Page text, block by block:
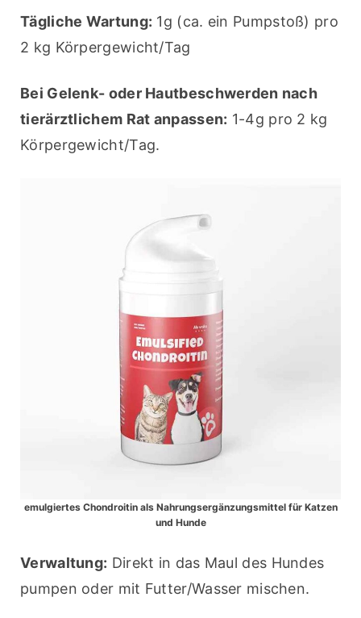
Tägliche Wartung: 1g (ca. ein Pumpstoß) pro
2 kg Körpergewicht/Tag
Bei Gelenk- oder Hautbeschwerden nach
tierärztlichem Rat anpassen: 1-4g pro 2 kg
Körpergewicht/Tag.
emulgiertes Chondroitin als Nahrungsergänzungsmittel für Katzen
und Hunde
Verwaltung: Direkt in das Maul des Hundes
pumpen oder mit Futter/Wasser mischen.